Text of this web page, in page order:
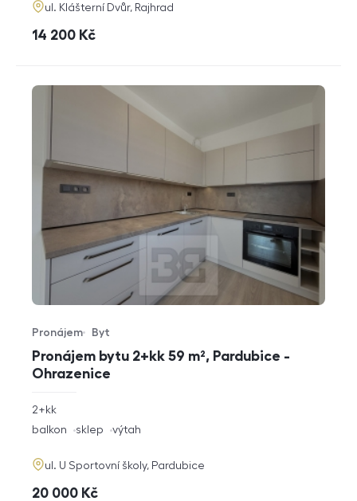
adresa
ul. Klášterní Dvůr, Rajhrad
cena
14 200 Kč
Pronájem bytu 2+kk 59 m², Pardubice -
Ohrazenice
Typ nabídky
Pronájem
Typ nemovitosti
Byt
rozměry
dispozice
2+kk
funkce
balkon sklep výtah
adresa
ul. U Sportovní školy, Pardubice
cena
20 000 Kč